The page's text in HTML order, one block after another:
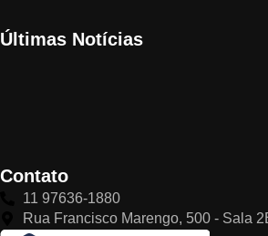
Últimas Notícias
Contato
11 97636-1880
Rua Francisco Marengo, 500 - Sala